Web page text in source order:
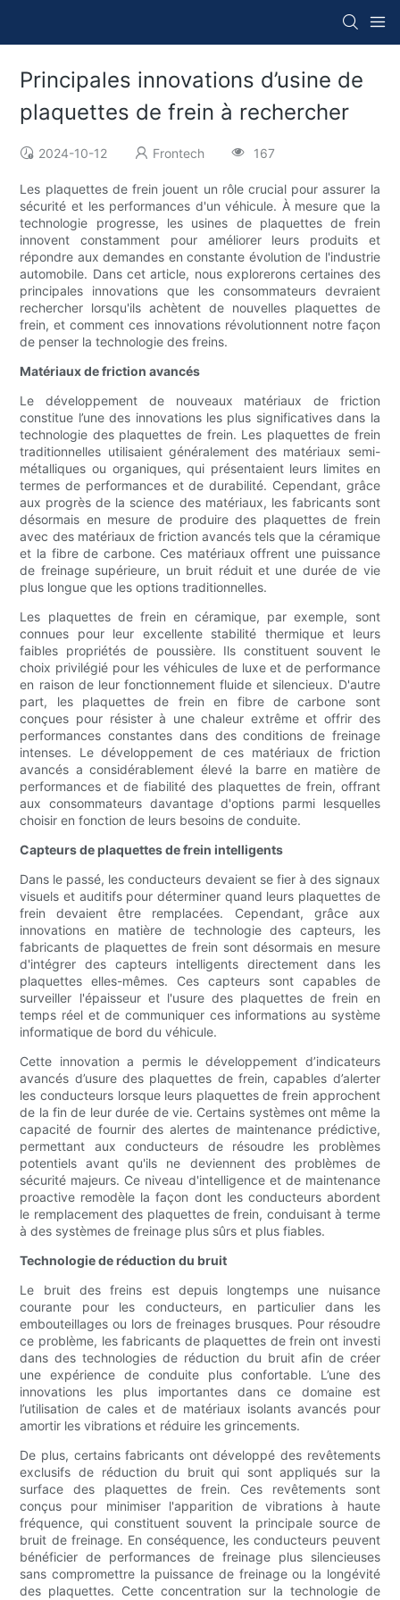
Principales innovations d’usine de
plaquettes de frein à rechercher
2024-10-12 Frontech 167
Les plaquettes de frein jouent un rôle crucial pour assurer la
sécurité et les performances d'un véhicule. À mesure que la
technologie progresse, les usines de plaquettes de frein
innovent constamment pour améliorer leurs produits et
répondre aux demandes en constante évolution de l'industrie
automobile. Dans cet article, nous explorerons certaines des
principales innovations que les consommateurs devraient
rechercher lorsqu'ils achètent de nouvelles plaquettes de
frein, et comment ces innovations révolutionnent notre façon
de penser la technologie des freins.
Matériaux de friction avancés
Le développement de nouveaux matériaux de friction
constitue l’une des innovations les plus significatives dans la
technologie des plaquettes de frein. Les plaquettes de frein
traditionnelles utilisaient généralement des matériaux semi-
métalliques ou organiques, qui présentaient leurs limites en
termes de performances et de durabilité. Cependant, grâce
aux progrès de la science des matériaux, les fabricants sont
désormais en mesure de produire des plaquettes de frein
avec des matériaux de friction avancés tels que la céramique
et la fibre de carbone. Ces matériaux offrent une puissance
de freinage supérieure, un bruit réduit et une durée de vie
plus longue que les options traditionnelles.
Les plaquettes de frein en céramique, par exemple, sont
connues pour leur excellente stabilité thermique et leurs
faibles propriétés de poussière. Ils constituent souvent le
choix privilégié pour les véhicules de luxe et de performance
en raison de leur fonctionnement fluide et silencieux. D'autre
part, les plaquettes de frein en fibre de carbone sont
conçues pour résister à une chaleur extrême et offrir des
performances constantes dans des conditions de freinage
intenses. Le développement de ces matériaux de friction
avancés a considérablement élevé la barre en matière de
performances et de fiabilité des plaquettes de frein, offrant
aux consommateurs davantage d'options parmi lesquelles
choisir en fonction de leurs besoins de conduite.
Capteurs de plaquettes de frein intelligents
Dans le passé, les conducteurs devaient se fier à des signaux
visuels et auditifs pour déterminer quand leurs plaquettes de
frein devaient être remplacées. Cependant, grâce aux
innovations en matière de technologie des capteurs, les
fabricants de plaquettes de frein sont désormais en mesure
d'intégrer des capteurs intelligents directement dans les
plaquettes elles-mêmes. Ces capteurs sont capables de
surveiller l'épaisseur et l'usure des plaquettes de frein en
temps réel et de communiquer ces informations au système
informatique de bord du véhicule.
Cette innovation a permis le développement d’indicateurs
avancés d’usure des plaquettes de frein, capables d’alerter
les conducteurs lorsque leurs plaquettes de frein approchent
de la fin de leur durée de vie. Certains systèmes ont même la
capacité de fournir des alertes de maintenance prédictive,
permettant aux conducteurs de résoudre les problèmes
potentiels avant qu'ils ne deviennent des problèmes de
sécurité majeurs. Ce niveau d'intelligence et de maintenance
proactive remodèle la façon dont les conducteurs abordent
le remplacement des plaquettes de frein, conduisant à terme
à des systèmes de freinage plus sûrs et plus fiables.
Technologie de réduction du bruit
Le bruit des freins est depuis longtemps une nuisance
courante pour les conducteurs, en particulier dans les
embouteillages ou lors de freinages brusques. Pour résoudre
ce problème, les fabricants de plaquettes de frein ont investi
dans des technologies de réduction du bruit afin de créer
une expérience de conduite plus confortable. L’une des
innovations les plus importantes dans ce domaine est
l’utilisation de cales et de matériaux isolants avancés pour
amortir les vibrations et réduire les grincements.
De plus, certains fabricants ont développé des revêtements
exclusifs de réduction du bruit qui sont appliqués sur la
surface des plaquettes de frein. Ces revêtements sont
conçus pour minimiser l'apparition de vibrations à haute
fréquence, qui constituent souvent la principale source de
bruit de freinage. En conséquence, les conducteurs peuvent
bénéficier de performances de freinage plus silencieuses
sans compromettre la puissance de freinage ou la longévité
des plaquettes. Cette concentration sur la technologie de